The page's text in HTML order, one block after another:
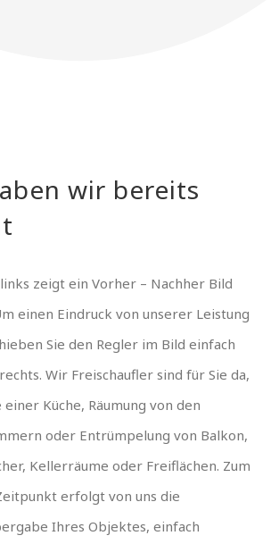
wir bereits
zeigt ein Vorher – Nachher Bild
einen Eindruck von unserer Leistung
Sie den Regler im Bild einfach
Wir Freischaufler sind für Sie da,
Küche, Räumung von den
oder Entrümpelung von Balkon,
Kellerräume oder Freiflächen. Zum
erfolgt von uns die
Ihres Objektes, einfach